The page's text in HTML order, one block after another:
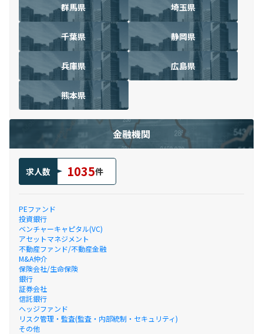
群馬県 埼玉県
千葉県 静岡県
兵庫県 広島県
熊本県
金融機関
求人数 1035件
PEファンド
投資銀行
ベンチャーキャピタル(VC)
アセットマネジメント
不動産ファンド/不動産金融
M&A仲介
保険会社/生命保険
銀行
証券会社
信託銀行
ヘッジファンド
リスク管理・監査(監査・内部統制・セキュリティ)
その他